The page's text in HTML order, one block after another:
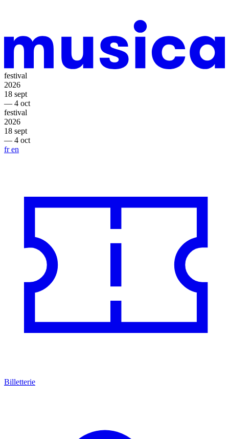
festival
2026
18 sept
— 4 oct
festival
2026
18 sept
— 4 oct
fren
Billetterie